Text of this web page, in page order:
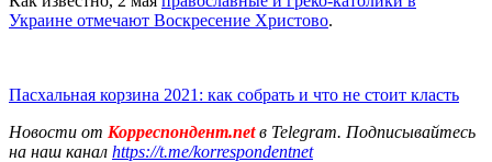
Украине отмечают Воскресение Христово.
Пасхальная корзина 2021: как собрать и что не стоит класть
Новости от Корреспондент.netв Telegram. Подписывайтесь
на наш канал https://t.me/korrespondentnet